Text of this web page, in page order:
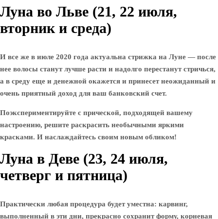
Луна во Льве (21, 22 июля,
вторник и среда)
И все же в июле 2020 года актуальна стрижка на Луне — после
нее волосы станут лучше расти и надолго перестанут стричься,
а в среду еще и денежной окажется и принесет неожиданный и
очень приятный доход для ваш банковский счет.
Поэкспериментируйте с прической, подходящей вашему
настроению, решите раскрасить необычными яркими
красками. И наслаждайтесь своим новым обликом!
Луна в Деве (23, 24 июля,
четверг и пятница)
Практически любая процедура будет уместна: карвинг,
выполненный в эти дни, прекрасно сохранит форму, корневая